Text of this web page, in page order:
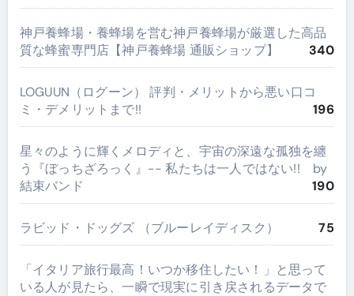
神戸養蜂場・養蜂場を営む神戸養蜂場が厳選した高品
質な蜂蜜専門店【神戸養蜂場 通販ショップ】
340
LOGUUN（ログーン） 評判・メリットから悪い口コ
ミ・デメリットまで!!
196
星々のように輝くメロディと、宇宙の深遠な孤独を纏
う『ぼっちざろっく』-- 私たちは一人ではない!! by
結束バンド
190
ラビッド・ドッグズ （ブルーレイディスク） 75
​「イタリア旅行最高！いつか移住したい！」と思って
いる人が見たら、一瞬で現実に引き戻されるデータで